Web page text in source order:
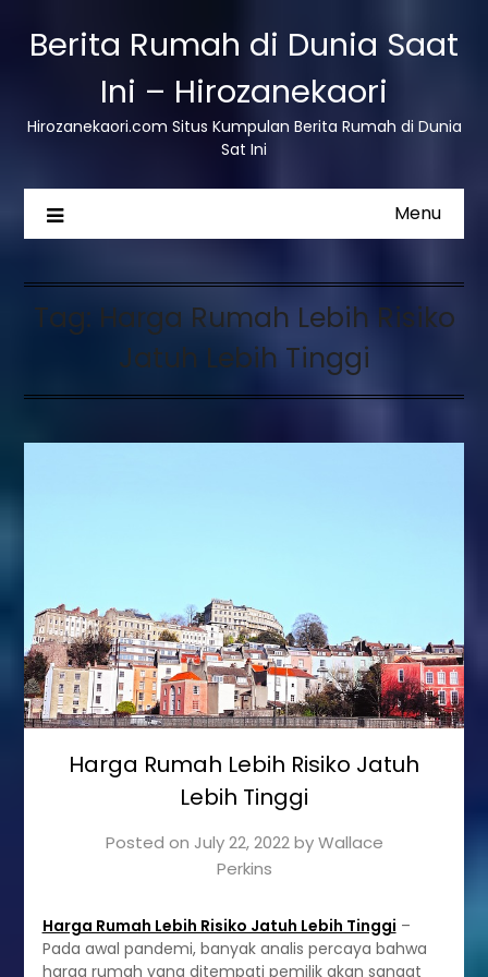
Berita Rumah di Dunia Saat
Ini – Hirozanekaori
Hirozanekaori.com Situs Kumpulan Berita Rumah di Dunia
Sat Ini
Menu
Tag: Harga Rumah Lebih Risiko
Jatuh Lebih Tinggi
Harga Rumah Lebih Risiko Jatuh
Lebih Tinggi
Posted on July 22, 2022byWallace
Perkins
Harga Rumah Lebih Risiko Jatuh Lebih Tinggi –
Pada awal pandemi, banyak analis percaya bahwa
harga rumah yang ditempati pemilik akan sangat